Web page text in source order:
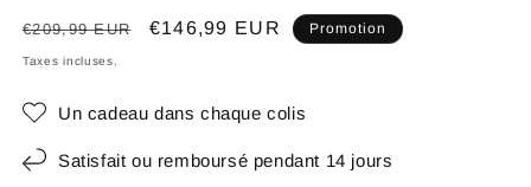
Prix
habituel
€209,99 EUR
Prix
€146,99 EUR Promotion
Taxes incluses.
Un cadeau dans chaque colis
Satisfait ou remboursé pendant 14 jours